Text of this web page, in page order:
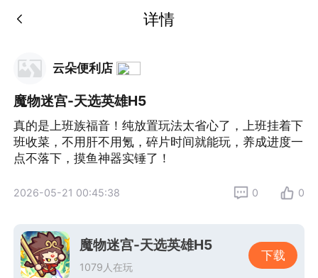
详情
云朵便利店
魔物迷宫-天选英雄H5
真的是上班族福音！纯放置玩法太省心了，上班挂着下
班收菜，不用肝不用氪，碎片时间就能玩，养成进度一
点不落下，摸鱼神器实锤了！
2026-05-21 00:45:38 0 0
魔物迷宫-天选英雄H5
1079人在玩
下载